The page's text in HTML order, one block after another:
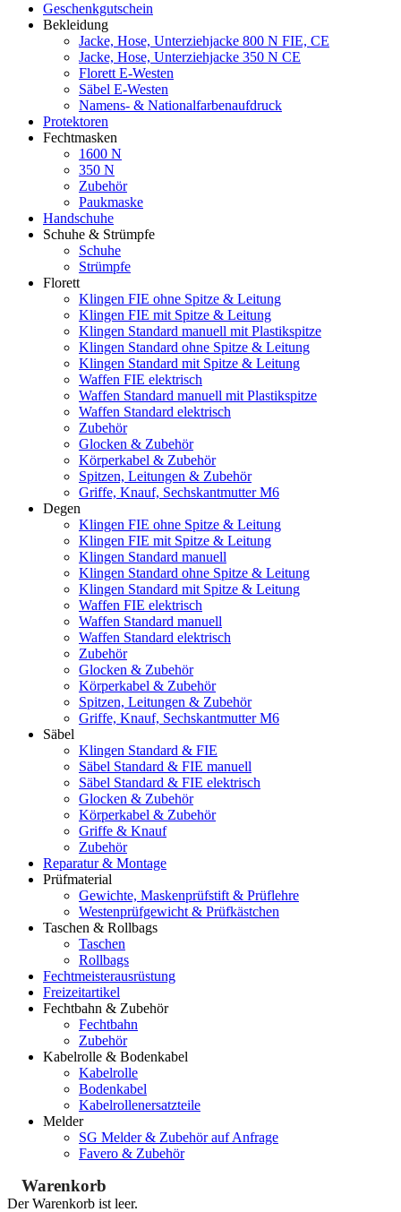
Geschenkgutschein
Bekleidung
Jacke, Hose, Unterziehjacke 800 N FIE, CE
Jacke, Hose, Unterziehjacke 350 N CE
Florett E-Westen
Säbel E-Westen
Namens- & Nationalfarbenaufdruck
Protektoren
Fechtmasken
1600 N
350 N
Zubehör
Paukmaske
Handschuhe
Schuhe & Strümpfe
Schuhe
Strümpfe
Florett
Klingen FIE ohne Spitze & Leitung
Klingen FIE mit Spitze & Leitung
Klingen Standard manuell mit Plastikspitze
Klingen Standard ohne Spitze & Leitung
Klingen Standard mit Spitze & Leitung
Waffen FIE elektrisch
Waffen Standard manuell mit Plastikspitze
Waffen Standard elektrisch
Zubehör
Glocken & Zubehör
Körperkabel & Zubehör
Spitzen, Leitungen & Zubehör
Griffe, Knauf, Sechskantmutter M6
Degen
Klingen FIE ohne Spitze & Leitung
Klingen FIE mit Spitze & Leitung
Klingen Standard manuell
Klingen Standard ohne Spitze & Leitung
Klingen Standard mit Spitze & Leitung
Waffen FIE elektrisch
Waffen Standard manuell
Waffen Standard elektrisch
Zubehör
Glocken & Zubehör
Körperkabel & Zubehör
Spitzen, Leitungen & Zubehör
Griffe, Knauf, Sechskantmutter M6
Säbel
Klingen Standard & FIE
Säbel Standard & FIE manuell
Säbel Standard & FIE elektrisch
Glocken & Zubehör
Körperkabel & Zubehör
Griffe & Knauf
Zubehör
Reparatur & Montage
Prüfmaterial
Gewichte, Maskenprüfstift & Prüflehre
Westenprüfgewicht & Prüfkästchen
Taschen & Rollbags
Taschen
Rollbags
Fechtmeisterausrüstung
Freizeitartikel
Fechtbahn & Zubehör
Fechtbahn
Zubehör
Kabelrolle & Bodenkabel
Kabelrolle
Bodenkabel
Kabelrollenersatzteile
Melder
SG Melder & Zubehör auf Anfrage
Favero & Zubehör
Warenkorb
Der Warenkorb ist leer.